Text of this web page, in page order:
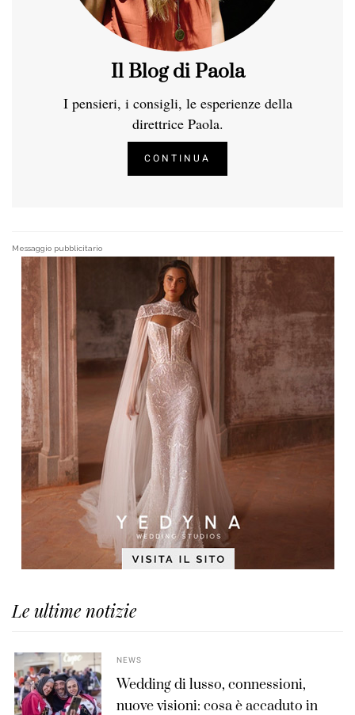
Il Blog di Paola
I pensieri, i consigli, le esperienze della
direttrice Paola.
CONTINUA
Messaggio pubblicitario
Le ultime notizie
NEWS
Wedding di lusso, connessioni,
nuove visioni: cosa è accaduto in